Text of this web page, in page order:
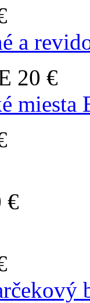
a
20 €
miesta
€